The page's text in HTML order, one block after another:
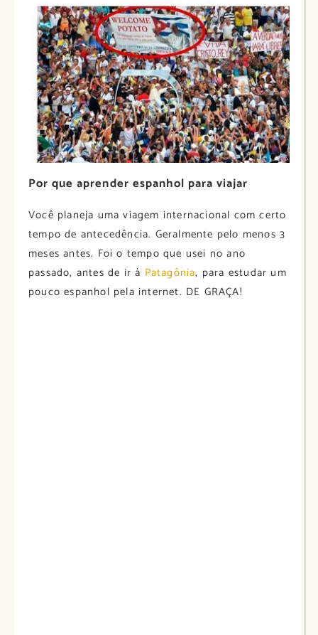
Por que aprender espanhol para viajar
Você planeja uma viagem internacional com certo
tempo de antecedência. Geralmente pelo menos 3
meses antes. Foi o tempo que usei no ano
passado, antes de ir à Patagônia, para estudar um
pouco espanhol pela internet. DE GRAÇA!